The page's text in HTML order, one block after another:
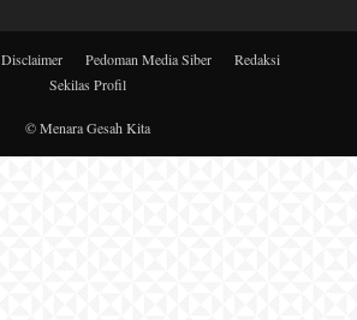
Disclaimer Pedoman Media Siber
Redaksi
Sekilas Profil
© Menara Gesah Kita